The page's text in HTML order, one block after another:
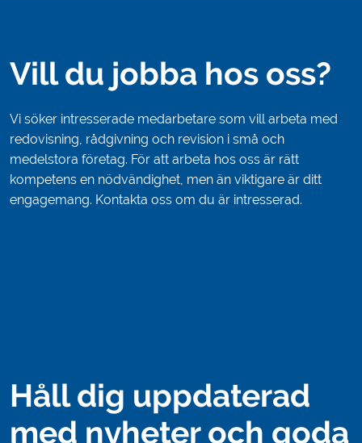
Vill du jobba hos oss?
Vi söker intresserade medarbetare som vill arbeta med
redovisning, rådgivning och revision i små och
medelstora företag. För att arbeta hos oss är rätt
kompetens en nödvändighet, men än viktigare är ditt
engagemang. Kontakta oss om du är intresserad.
Håll dig uppdaterad
med nyheter och goda